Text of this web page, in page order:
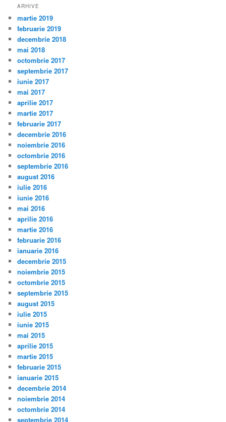
ARHIVE
martie 2019
februarie 2019
decembrie 2018
mai 2018
octombrie 2017
septembrie 2017
iunie 2017
mai 2017
aprilie 2017
martie 2017
februarie 2017
decembrie 2016
noiembrie 2016
octombrie 2016
septembrie 2016
august 2016
iulie 2016
iunie 2016
mai 2016
aprilie 2016
martie 2016
februarie 2016
ianuarie 2016
decembrie 2015
noiembrie 2015
octombrie 2015
septembrie 2015
august 2015
iulie 2015
iunie 2015
mai 2015
aprilie 2015
martie 2015
februarie 2015
ianuarie 2015
decembrie 2014
noiembrie 2014
octombrie 2014
septembrie 2014